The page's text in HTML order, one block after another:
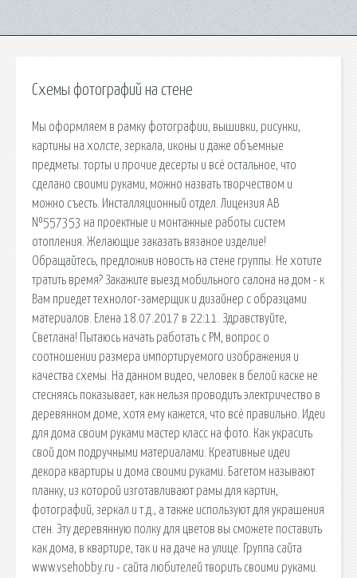
Схемы фотографий на стене
Мы оформляем в рамку фотографии, вышивки, рисунки,
картины на холсте, зеркала, иконы и даже объемные
предметы. торты и прочие десерты и всё остальное, что
сделано своими руками, можно назвать творчеством и
можно съесть. Инсталляционный отдел. Лицензия АВ
№557353 на проектные и монтажные работы систем
отопления. Желающие заказать вязаное изделие!
Обращайтесь, предложив новость на стене группы. Не хотите
тратить время? Закажите выезд мобильного салона на дом - к
Вам приедет технолог-замерщик и дизайнер с образцами
материалов. Елена 18.07.2017 в 22:11. Здравствуйте,
Светлана! Пытаюсь начать работать с РМ, вопрос о
соотношении размера импортируемого изображения и
качества схемы. На данном видео, человек в белой каске не
стесняясь показывает, как нельзя проводить электричество в
деревянном доме, хотя ему кажется, что всё правильно. Идеи
для дома своим руками мастер класс на фото. Как украсить
свой дом подручными материалами. Креативные идеи
декора квартиры и дома своими руками. Багетом называют
планку, из которой изготавливают рамы для картин,
фотографий, зеркал и т.д., а также используют для украшения
стен. Эту деревянную полку для цветов вы сможете поставить
как дома, в квартире, так и на даче на улице. Группа сайта
www.vsehobby.ru - сайта любителей творить своими руками.